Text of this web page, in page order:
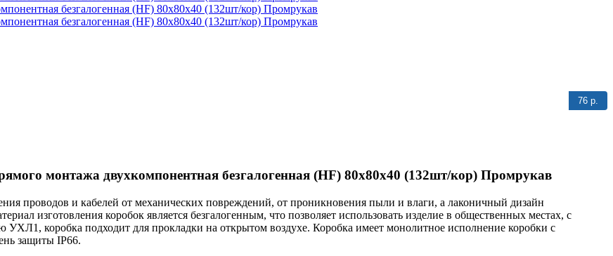
76 р.
монтажа двухкомпонентная безгалогенная (HF) 80х80х40 (132шт/кор) Промрукав
проводов и кабелей от механических повреждений, от проникновения пыли и влаги, а лаконичный дизайн
изготовления коробок является безгалогенным, что позволяет использовать изделие в общественных местах, с
коробка подходит для прокладки на открытом воздухе. Коробка имеет монолитное исполнение коробки с
защиты IP66.